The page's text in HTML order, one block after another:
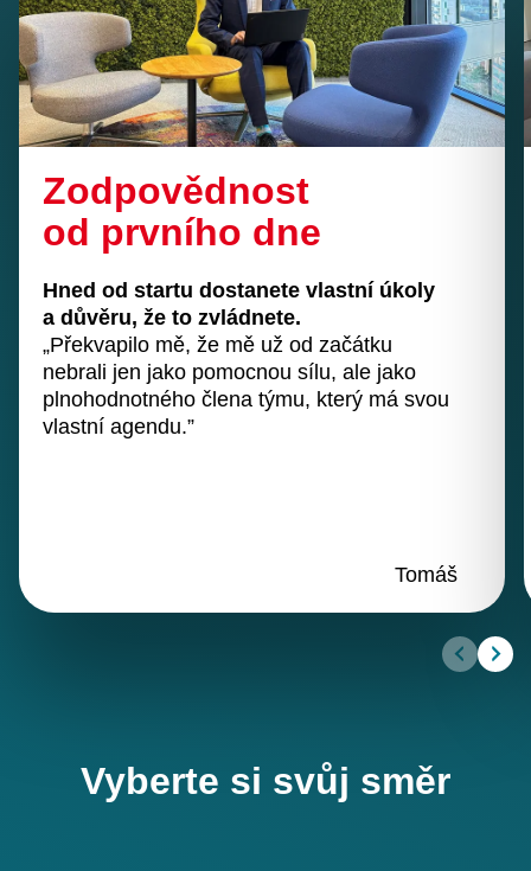
Zodpovědnost
od prvního dne
Hned od startu dostanete vlastní úkoly
a důvěru, že to zvládnete.
„Překvapilo mě, že mě už od začátku
nebrali jen jako pomocnou sílu, ale jako
plnohodnotného člena týmu, který má svou
vlastní agendu.”
Tomáš
Vyberte si svůj směr